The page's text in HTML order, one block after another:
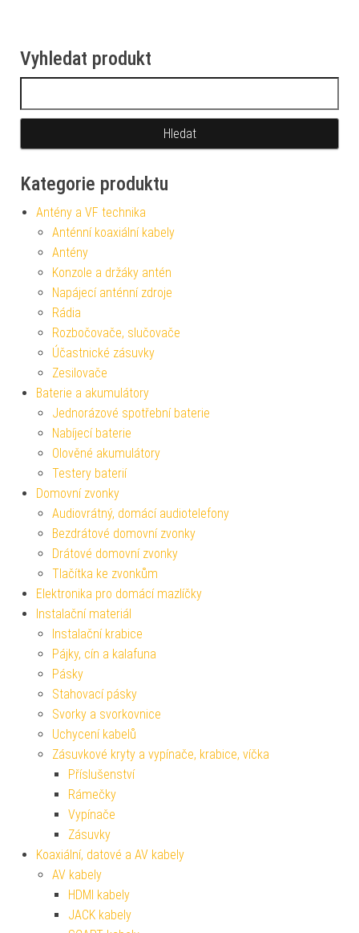
Vyhledat produkt
Kategorie produktu
Antény a VF technika
Anténní koaxiální kabely
Antény
Konzole a držáky antén
Napájecí anténní zdroje
Rádia
Rozbočovače, slučovače
Účastnické zásuvky
Zesilovače
Baterie a akumulátory
Jednorázové spotřební baterie
Nabíjecí baterie
Olověné akumulátory
Testery baterií
Domovní zvonky
Audiovrátný, domácí audiotelefony
Bezdrátové domovní zvonky
Drátové domovní zvonky
Tlačítka ke zvonkům
Elektronika pro domácí mazlíčky
Instalační materiál
Instalační krabice
Pájky, cín a kalafuna
Pásky
Stahovací pásky
Svorky a svorkovnice
Uchycení kabelů
Zásuvkové kryty a vypínače, krabice, víčka
Příslušenství
Rámečky
Vypínače
Zásuvky
Koaxiální, datové a AV kabely
AV kabely
HDMI kabely
JACK kabely